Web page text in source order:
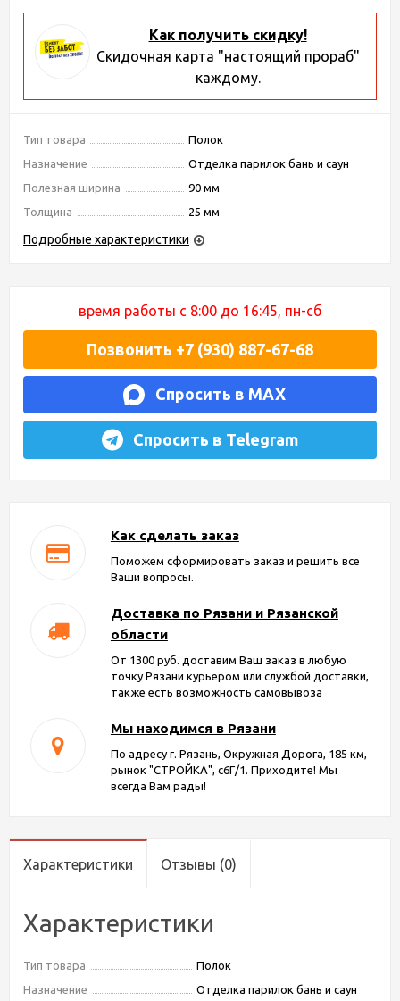
Как получить скидку!
Скидочная карта "настоящий прораб"
каждому.
Тип товара
Полок
Назначение
Отделка парилок бань и саун
Полезная ширина
90 мм
Толщина
25 мм
Подробные характеристики
время работы с 8:00 до 16:45, пн-сб
Позвонить +7 (930) 887-67-68
Спросить в MAX
Спросить в Telegram
Как сделать заказ
Поможем сформировать заказ и решить все
Ваши вопросы.
Доставка по Рязани и Рязанской
области
От 1300 руб. доставим Ваш заказ в любую
точку Рязани курьером или службой доставки,
также есть возможность самовывоза
Мы находимся в Рязани
По адресу г. Рязань, Окружная Дорога, 185 км,
рынок "СТРОЙКА", с6Г/1. Приходите! Мы
всегда Вам рады!
Характеристики Отзывы (0)
Характеристики
Тип товара
Полок
Назначение
Отделка парилок бань и саун